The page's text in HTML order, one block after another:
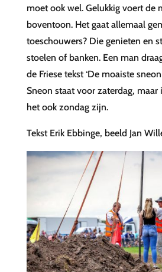
moet ook wel. Gelukkig voert de
boventoon. Het gaat allemaal
toeschouwers? Die genieten en
stoelen of banken. Een man
de Friese tekst ‘De moaiste
Sneon staat voor zaterdag, maar
het ook zondag zijn.
Tekst Erik Ebbinge, beeld Jan